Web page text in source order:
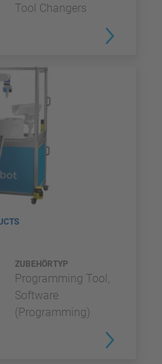
Tool Changers
ZUBEHÖRTYP
Programming Tool,
Software
(Programming)